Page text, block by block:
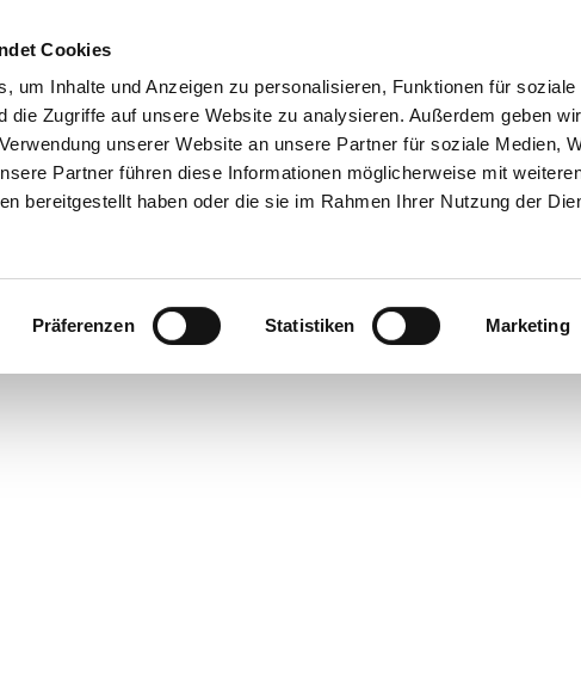
Cookies
um Inhalte und Anzeigen zu personalisieren, Funktionen für soziale
die Zugriffe auf unsere Website zu analysieren. Außerdem geben wir
unserer Website an unsere Partner für soziale Medien,
Partner führen diese Informationen möglicherweise mit
bereitgestellt haben oder die sie im Rahmen Ihrer Nutzung der
Präferenzen Statistiken Marketing